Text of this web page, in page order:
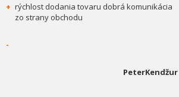
+ rýchlost dodania tovaru dobrá komunikácia
zo strany obchodu
-
PeterKendžur